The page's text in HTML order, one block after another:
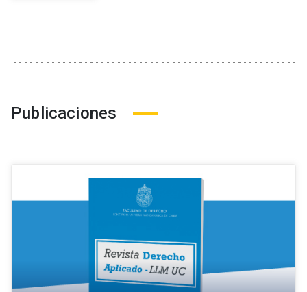
Publicaciones